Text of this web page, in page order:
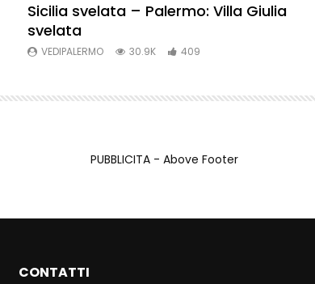
Sicilia svelata – Palermo: Villa Giulia
svelata
VEDIPALERMO 30.9K 409
PUBBLICITA - Above Footer
CONTATTI